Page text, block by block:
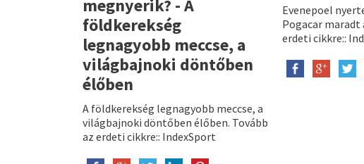
megnyerik? - A
földkerekség
legnagyobb meccse, a
világbajnoki döntőben
élőben
A földkerekség legnagyobb meccse, a
világbajnoki döntőben élőben. Tovább
az erdeti cikkre:: IndexSport
Evenepoel
Pogacar maradt
erdeti cikkre::